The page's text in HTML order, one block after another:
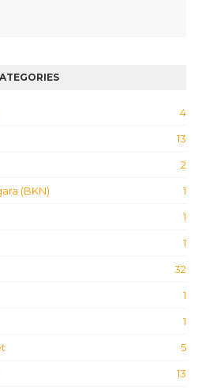
4
13
2
(BKN) 1
1
1
32
1
1
5
13